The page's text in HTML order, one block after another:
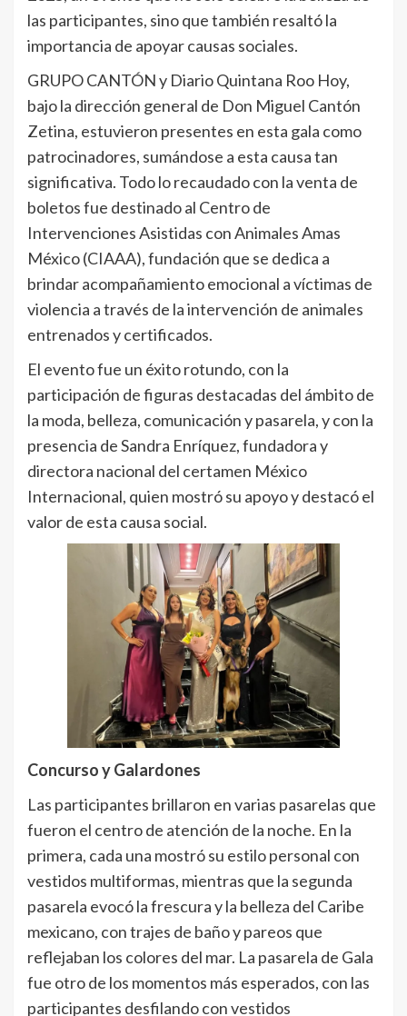
las participantes, sino que también resaltó la
importancia de apoyar causas sociales.
GRUPO CANTÓN y Diario Quintana Roo Hoy,
bajo la dirección general de Don Miguel Cantón
Zetina, estuvieron presentes en esta gala como
patrocinadores, sumándose a esta causa tan
significativa. Todo lo recaudado con la venta de
boletos fue destinado al Centro de
Intervenciones Asistidas con Animales Amas
México (CIAAA), fundación que se dedica a
brindar acompañamiento emocional a víctimas de
violencia a través de la intervención de animales
entrenados y certificados.
El evento fue un éxito rotundo, con la
participación de figuras destacadas del ámbito de
la moda, belleza, comunicación y pasarela, y con la
presencia de Sandra Enríquez, fundadora y
directora nacional del certamen México
Internacional, quien mostró su apoyo y destacó el
valor de esta causa social.
Concurso y Galardones
Las participantes brillaron en varias pasarelas que
fueron el centro de atención de la noche. En la
primera, cada una mostró su estilo personal con
vestidos multiformas, mientras que la segunda
pasarela evocó la frescura y la belleza del Caribe
mexicano, con trajes de baño y pareos que
reflejaban los colores del mar. La pasarela de Gala
fue otro de los momentos más esperados, con las
participantes desfilando con vestidos